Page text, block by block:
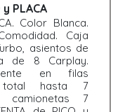
PLACA
Color Blanca.
Caja
asientos de
de 8 Carplay.
en filas
total hasta 7
camionetas 7